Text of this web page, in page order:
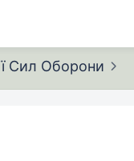
Сил Оборони